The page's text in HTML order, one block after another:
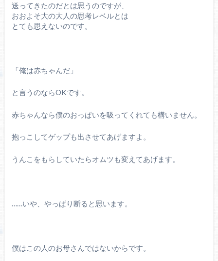
送ってきたのだとは思うのですが、
おおよそ大の大人の思考レベルとは
とても思えないのです。
「俺は赤ちゃんだ」
と言うのならOKです。
赤ちゃんなら僕のおっぱいを吸ってくれても構いません。
抱っこしてゲップも出させてあげますよ。
うんこをもらしていたらオムツも変えてあげます。
……いや、やっぱり断ると思います。
僕はこの人のお母さんではないからです。